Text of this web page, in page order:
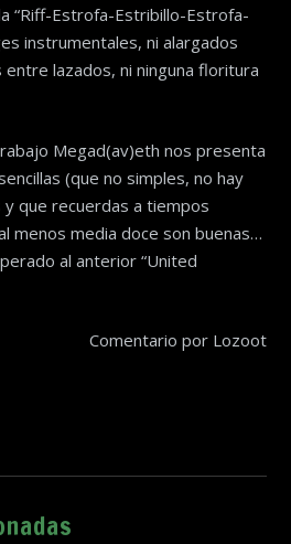
“Riff-Estrofa-Estribillo-Estrofa-
instrumentales, ni alargados
lazados, ni ninguna floritura
Megad(av)eth nos presenta
(que no simples, no hay
que recuerdas a tiempos
menos media doce son buenas…
al anterior “United
Comentario por Lozoot